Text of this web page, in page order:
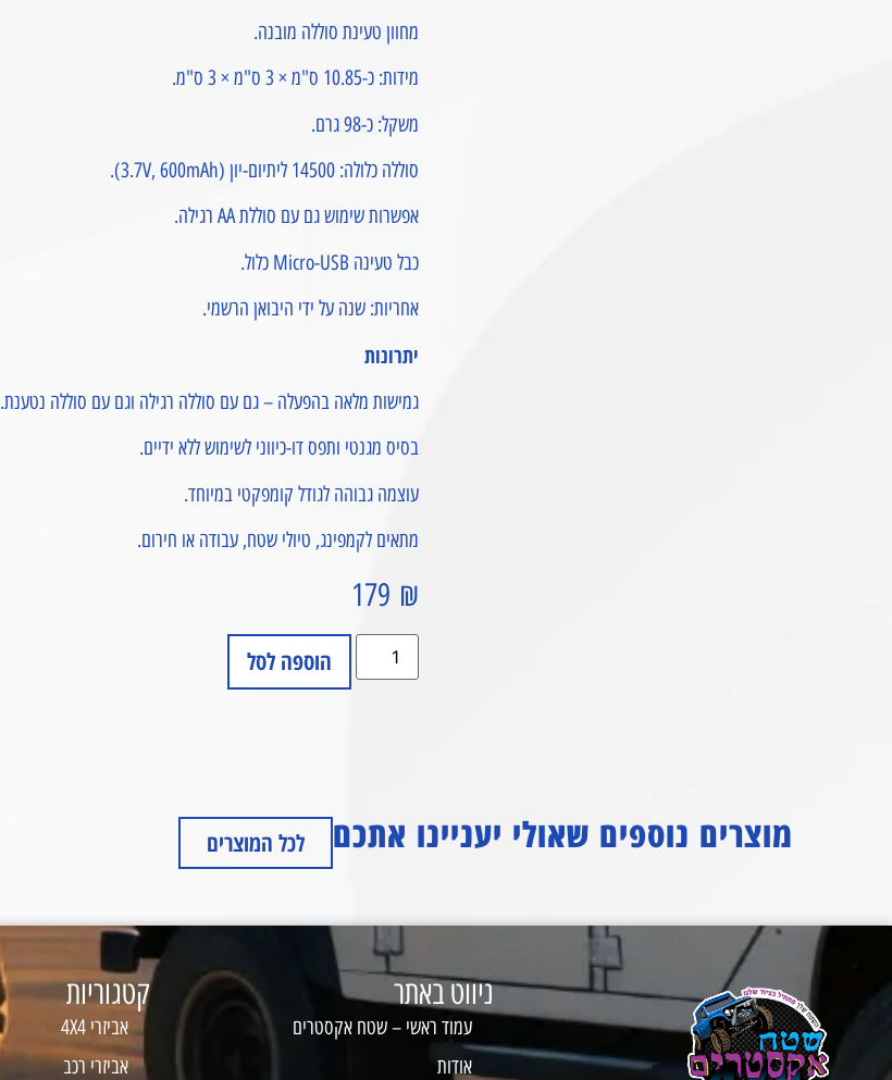
מחוון טעינת סוללה מובנה.
מידות: כ-10.85 ס"מ × 3 ס"מ × 3 ס"מ.
משקל: כ-98 גרם.
סוללה כלולה: 14500 ליתיום-יון (3.7V, 600mAh).
אפשרות שימוש גם עם סוללת AA רגילה.
כבל טעינה Micro-USB כלול.
אחריות: שנה על ידי היבואן הרשמי.
יתרונות
גמישות מלאה בהפעלה – גם עם סוללה רגילה וגם עם סוללה נטענת.
בסיס מגנטי ותפס דו-כיווני לשימוש ללא ידיים.
עוצמה גבוהה לגודל קומפקטי במיוחד.
מתאים לקמפינג, טיולי שטח, עבודה או חירום.
179 ₪
הוספה לסל
מוצרים נוספים שאולי יעניינו אתכם לכל המוצרים
ניווט באתר
עמוד ראשי – שטח אקסטרים
אודות
קטגוריות
אביזרי 4X4
אביזרי רכב